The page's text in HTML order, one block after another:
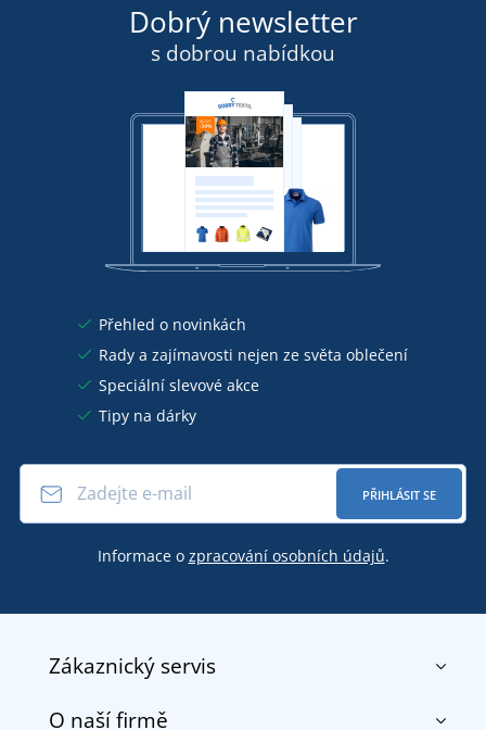
Dobrý newsletter
s dobrou nabídkou
Přehled o novinkách
Rady a zajímavosti nejen ze světa oblečení
Speciální slevové akce
Tipy na dárky
PŘIHLÁSIT SE
Informace o zpracování osobních údajů.
Zákaznický servis
Kontakt
O naší firmě